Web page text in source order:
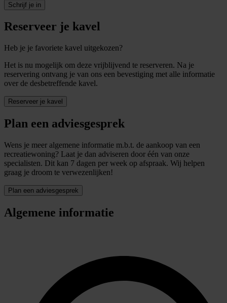
Schrijf je in
Reserveer je kavel
Heb je je favoriete kavel uitgekozen?
Het is nu mogelijk om deze vrijblijvend te reserveren. Na je
reservering ontvang je van ons een bevestiging met alle informatie
over de desbetreffende kavel.
Reserveer je kavel
Plan een adviesgesprek
Wens je meer algemene informatie m.b.t. de aankoop van een
recreatiewoning? Laat je dan adviseren door één van onze
specialisten. Dit kan 7 dagen per week op afspraak. Wij helpen
graag je droom te verwezenlijken!
Plan een adviesgesprek
Algemene informatie